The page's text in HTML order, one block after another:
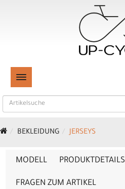
TOGGLE NAVIGATION
BEKLEIDUNG JERSEYS
MODELL PRODUKTDETAILS
FRAGEN ZUM ARTIKEL